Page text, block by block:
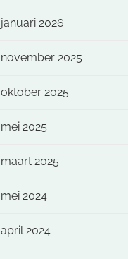
januari 2026
november 2025
oktober 2025
mei 2025
maart 2025
mei 2024
april 2024